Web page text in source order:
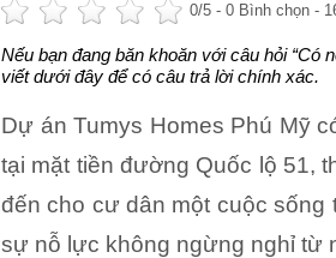
0/5 - 0 Bình chọn -
Nếu bạn đang băn khoăn với câu hỏi “Có
viết dưới đây để có câu trả lời chính xác.
Dự án Tumys Homes Phú Mỹ
tại mặt tiền đường Quốc lộ 51,
đến cho cư dân một cuộc sống
sự nỗ lực không ngừng nghỉ từ